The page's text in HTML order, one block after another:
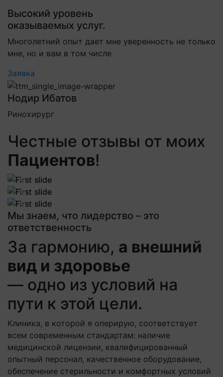
Высокий уровень
оказываемых услуг.
Многолетний опыт дает мне уверенность не только
мне, но и вам в том числе
Заявка
Нодир Ибатов
Ринохирург
Честные отзывы от моих
Пациентов!
Previous
Previous
Previous
Мы знаем, что лидерство – это
ответственность
За гармонию, а внешний
вид и здоровье
— одно из условий на
пути к этой цели.
Клиника, в которой я оперирую, соответствует
всем современным стандартам: наличие
медицинской лицензии, квалифицированный
опытный персонал, качественное оборудование,
обеспечение стерильности и комфортных условий